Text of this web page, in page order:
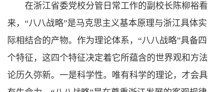
在浙江省委党校分管日常工作的副校长陈柳裕看
来，“八八战略”是马克思主义基本原理与浙江具体实
际相结合的产物。作为理论体系，“八八战略”具备四
个特征，这四个特征决定着它所蕴含的世界观和方法
论历久弥新。一是科学性。唯有科学的理论，才会具